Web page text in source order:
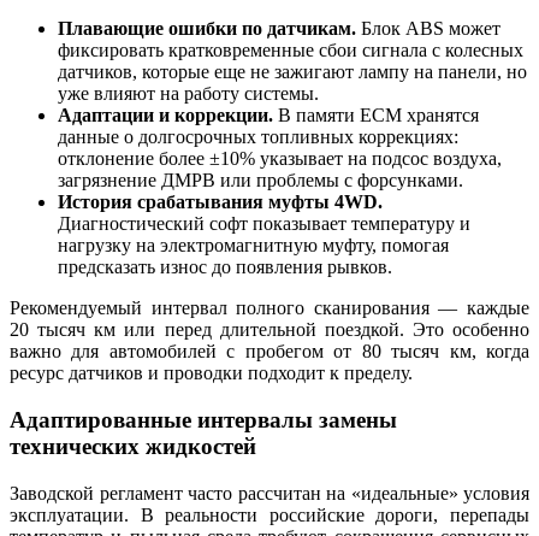
Плавающие ошибки по датчикам. Блок ABS может
фиксировать кратковременные сбои сигнала с колесных
датчиков, которые еще не зажигают лампу на панели, но
уже влияют на работу системы.
Адаптации и коррекции. В памяти ECM хранятся
данные о долгосрочных топливных коррекциях:
отклонение более ±10% указывает на подсос воздуха,
загрязнение ДМРВ или проблемы с форсунками.
История срабатывания муфты 4WD.
Диагностический софт показывает температуру и
нагрузку на электромагнитную муфту, помогая
предсказать износ до появления рывков.
Рекомендуемый интервал полного сканирования — каждые
20 тысяч км или перед длительной поездкой. Это особенно
важно для автомобилей с пробегом от 80 тысяч км, когда
ресурс датчиков и проводки подходит к пределу.
Адаптированные интервалы замены
технических жидкостей
Заводской регламент часто рассчитан на «идеальные» условия
эксплуатации. В реальности российские дороги, перепады